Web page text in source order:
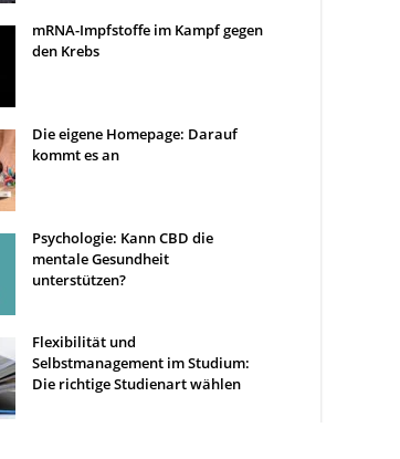
mRNA-Impfstoffe im Kampf gegen
den Krebs
Die eigene Homepage: Darauf
kommt es an
Psychologie: Kann CBD die
mentale Gesundheit
unterstützen?
Flexibilität und
Selbstmanagement im Studium:
Die richtige Studienart wählen